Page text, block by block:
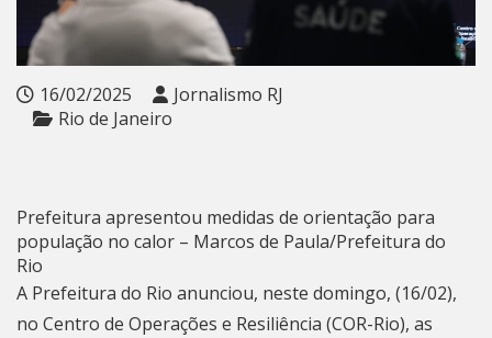
16/02/2025
Jornalismo RJ
Rio de Janeiro
Prefeitura apresentou medidas de orientação para
população no calor – Marcos de Paula/Prefeitura do
Rio
A Prefeitura do Rio anunciou, neste domingo, (16/02),
no Centro de Operações e Resiliência (COR-Rio), as